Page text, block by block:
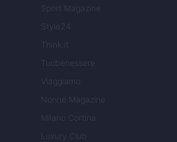
Sport Magazine
Style24
Think.it
Tuobenessere
Viaggiamo
Nonne Magazine
Milano Cortina
Luxury Club